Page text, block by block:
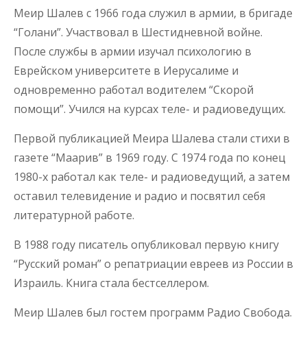
Меир Шалев с 1966 года служил в армии, в бригаде
“Голани”. Участвовал в Шестидневной войне.
После службы в армии изучал психологию в
Еврейском университете в Иерусалиме и
одновременно работал водителем “Скорой
помощи”. Учился на курсах теле- и радиоведущих.
Первой публикацией Меира Шалева стали стихи в
газете “Маарив” в 1969 году. С 1974 года по конец
1980-х работал как теле- и радиоведущий, а затем
оставил телевидение и радио и посвятил себя
литературной работе.
В 1988 году писатель опубликовал первую книгу
“Русский роман” о репатриации евреев из России в
Израиль. Книга стала бестселлером.
Меир Шалев был гостем программ Радио Свобода.